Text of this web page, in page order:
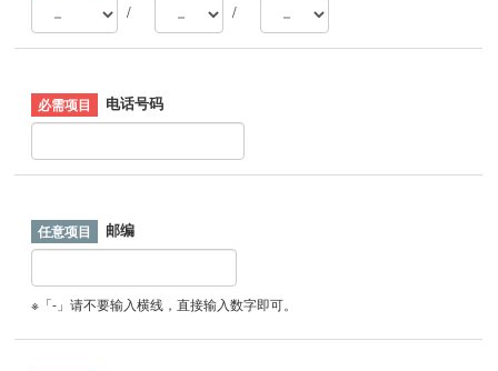
/
/
电话号码
邮编
※「-」请不要输入横线，直接输入数字即可。